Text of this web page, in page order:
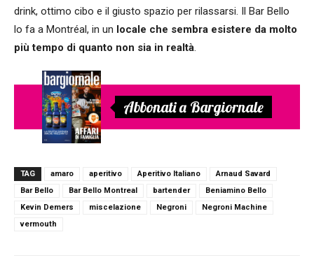
drink, ottimo cibo e il giusto spazio per rilassarsi. Il Bar Bello
lo fa a Montréal, in un locale che sembra esistere da molto
più tempo di quanto non sia in realtà.
Abbonati a Bargiornale
TAG amaro aperitivo Aperitivo Italiano
Arnaud Savard
Bar Bello
Bar Bello Montreal bartender
Beniamino Bello
Kevin Demers
miscelazione Negroni
Negroni Machine
vermouth